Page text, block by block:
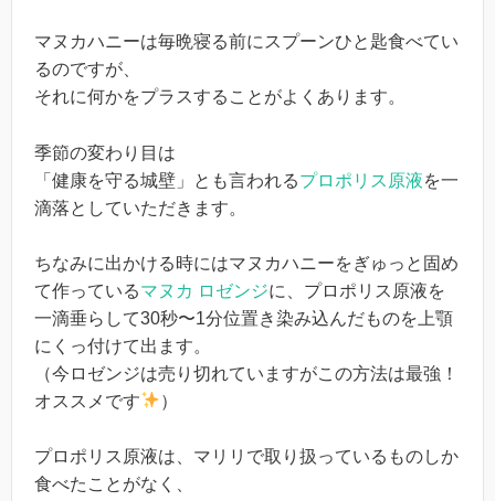
マヌカハニーは毎晩寝る前にスプーンひと匙食べてい
るのですが、
それに何かをプラスすることがよくあります。
季節の変わり目は
「健康を守る城壁」とも言われるプロポリス原液を一
滴落としていただきます。
ちなみに出かける時にはマヌカハニーをぎゅっと固め
て作っているマヌカ ロゼンジに、プロポリス原液を
一滴垂らして30秒〜1分位置き染み込んだものを上顎
にくっ付けて出ます。
（今ロゼンジは売り切れていますがこの方法は最強！
オススメです
）
プロポリス原液は、マリリで取り扱っているものしか
食べたことがなく、